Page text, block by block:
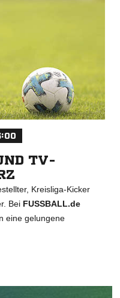
TV-
Kreisliga-Kicker
Bei FUSSBALL.de
eine gelungene